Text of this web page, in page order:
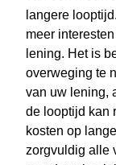
langere
meer
lening. Het is
overweging te
van uw lening,
de looptijd kan
kosten op
zorgvuldig alle